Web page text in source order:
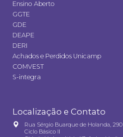
Ensino Aberto
GGTE
GDE
DEAPE
DERI
Achados e Perdidos Unicamp
COMVEST
S-integra
Localização e Contato
Rua Sérgio Buarque de Holanda, 290
Ciclo Básico II